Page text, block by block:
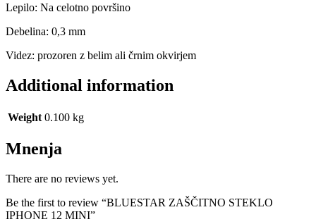
Lepilo: Na celotno površino
Debelina: 0,3 mm
Videz: prozoren z belim ali črnim okvirjem
Additional information
Weight 0.100 kg
Mnenja
There are no reviews yet.
Be the first to review “BLUESTAR ZAŠČITNO STEKLO
IPHONE 12 MINI”